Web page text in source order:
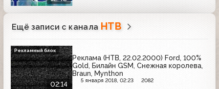
Ещё записи с канала НТВ
02:14
Реклама (НТВ, 22.02.2000) Ford, 100%
Gold, Билайн GSM, Снежная королева,
Braun, Mynthon
5 января 2018, 02:23 2082
Рекламный блок